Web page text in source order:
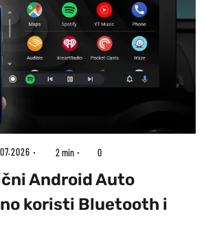
2 min 0
Android Auto
koristi Bluetooth i